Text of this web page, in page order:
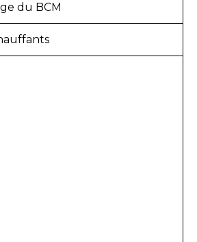
du BCM